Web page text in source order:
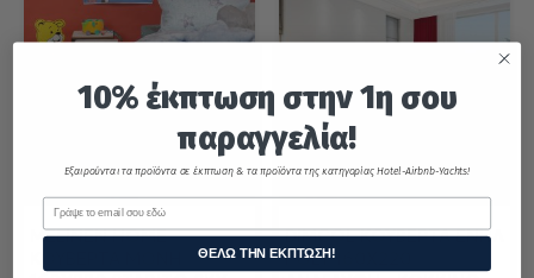
MELINEN HOME
DIMCOL ΚΟΥΒΕΡΤΑ ΕΝΗΛ
POLY 160X220
10% έκπτωση στην 1η σου
παραγγελία!
Εξαιρούνται τα προϊόντα σε έκπτωση & τα προϊόντα της κατηγορίας Hotel-Airbnb-Yachts!
Email
ΘΕΛΩ ΤΗΝ ΕΚΠΤΩΣΗ!